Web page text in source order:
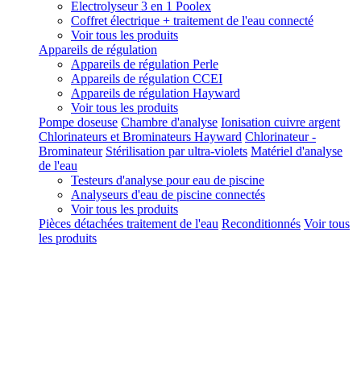
Electrolyseur 3 en 1 Poolex
Coffret électrique + traitement de l'eau connecté
Voir tous les produits
Appareils de régulation
Appareils de régulation Perle
Appareils de régulation CCEI
Appareils de régulation Hayward
Voir tous les produits
Pompe doseuse Chambre d'analyse Ionisation cuivre argent
Chlorinateurs et Brominateurs Hayward Chlorinateur -
Brominateur Stérilisation par ultra-violets Matériel d'analyse
de l'eau
Testeurs d'analyse pour eau de piscine
Analyseurs d'eau de piscine connectés
Voir tous les produits
Pièces détachées traitement de l'eau Reconditionnés Voir tous
les produits